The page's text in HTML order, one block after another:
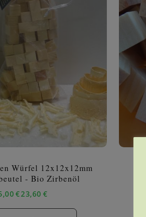
Würfel 12x12x12mm
- Bio Zirbenöl
€23,60 €